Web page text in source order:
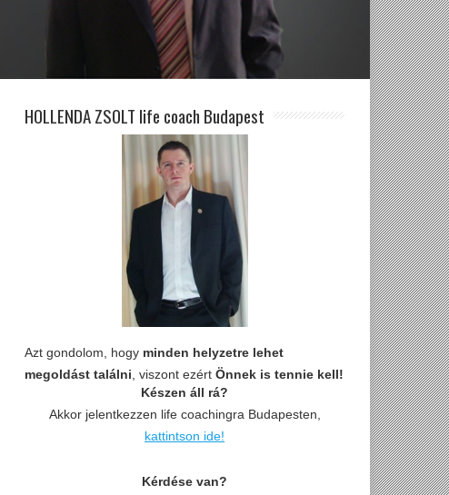
HOLLENDA ZSOLT life coach Budapest
Azt gondolom, hogy minden helyzetre lehet
megoldást találni , viszont ezért Önnek is tennie kell!
Készen áll rá?
Akkor jelentkezzen life coachingra Budapesten,
kattintson ide!
Kérdése van?